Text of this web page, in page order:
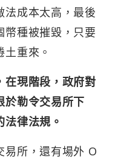
法成本太高，最後
幣種被摧毀，只要
重來。
在現階段，政府對
於勒令交易所下
律法規。
易所，還有場外 O